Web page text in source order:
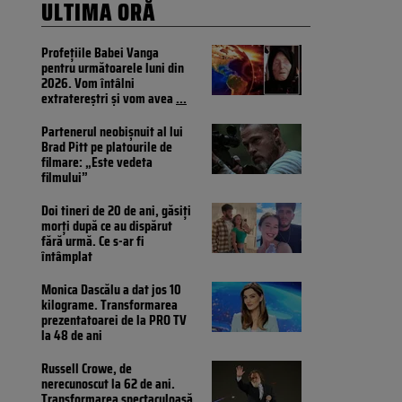
ULTIMA ORĂ
Profețiile Babei Vanga
pentru următoarele luni din
2026. Vom întâlni
extratereștri și vom avea...
Partenerul neobișnuit al lui
Brad Pitt pe platourile de
filmare: „Este vedeta
filmului”
Doi tineri de 20 de ani, găsiți
morți după ce au dispărut
fără urmă. Ce s-ar fi
întâmplat
Monica Dascălu a dat jos 10
kilograme. Transformarea
prezentatoarei de la PRO TV
la 48 de ani
Russell Crowe, de
nerecunoscut la 62 de ani.